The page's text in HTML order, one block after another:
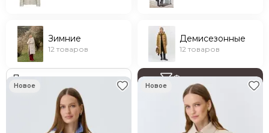
Зимние
12 товаров
Демисезонные
12 товаров
Фильтр товаров